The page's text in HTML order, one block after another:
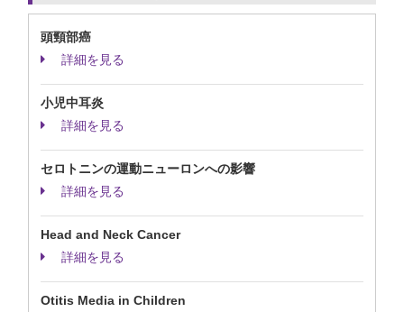
頭頸部癌
詳細を見る
小児中耳炎
詳細を見る
セロトニンの運動ニューロンへの影響
詳細を見る
Head and Neck Cancer
詳細を見る
Otitis Media in Children